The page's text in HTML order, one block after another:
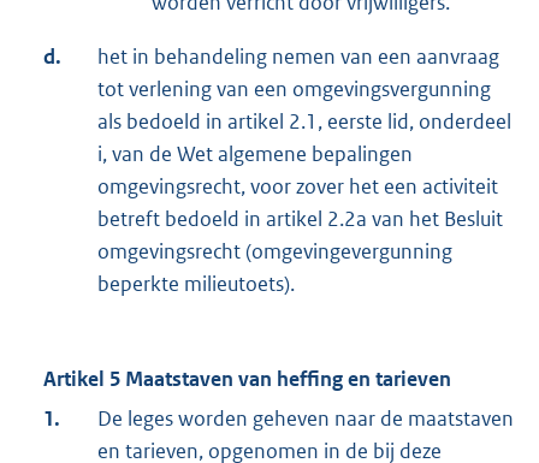
d.
het in behandeling nemen van een aanvraag
tot verlening van een omgevingsvergunning
als bedoeld in artikel 2.1, eerste lid, onderdeel
i, van de Wet algemene bepalingen
omgevingsrecht, voor zover het een activiteit
betreft bedoeld in artikel 2.2a van het Besluit
omgevingsrecht (omgevingevergunning
beperkte milieutoets).
Artikel 5 Maatstaven van heffing en tarieven
1.
De leges worden geheven naar de maatstaven
en tarieven, opgenomen in de bij deze